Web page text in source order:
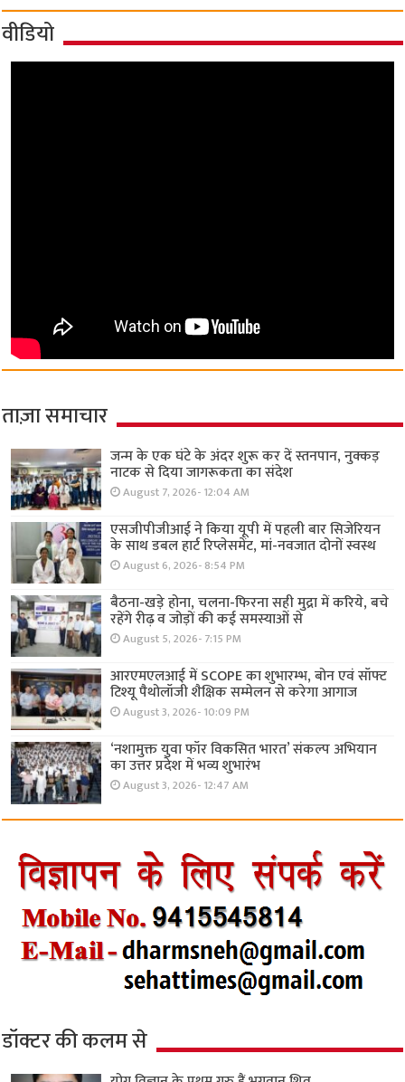
वीडियो
ताज़ा समाचार
जन्म के एक घंटे के अंदर शुरू कर दें स्तनपान, नुक्कड़
नाटक से दिया जागरूकता का संदेश
August 7, 2026- 12:04 AM
एसजीपीजीआई ने किया यूपी में पहली बार सिजेरियन
के साथ डबल हार्ट रिप्लेसमेंट, मां-नवजात दोनों स्वस्थ
August 6, 2026- 8:54 PM
बैठना-खड़े होना, चलना-फिरना सही मुद्रा में करिये, बचे
रहेंगे रीढ़ व जोड़ों की कई समस्याओं से
August 5, 2026- 7:15 PM
आरएमएलआई में SCOPE का शुभारम्भ, बोन एवं सॉफ्ट
टिश्यू पैथोलॉजी शैक्षिक सम्मेलन से करेगा आगाज
August 3, 2026- 10:09 PM
‘नशामुक्त युवा फॉर विकसित भारत’ संकल्प अभियान
का उत्तर प्रदेश में भव्य शुभारंभ
August 3, 2026- 12:47 AM
डॉक्टर की कलम से